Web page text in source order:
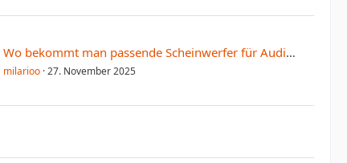
Wo bekommt man passende Scheinwerfer für Audi-Modelle?
milarioo 27. November 2025